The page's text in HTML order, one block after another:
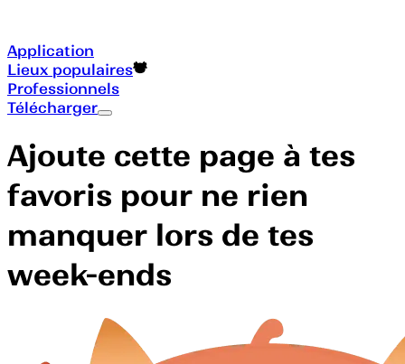
Application
Lieux populaires
Professionnels
Télécharger
Ajoute cette page à tes
favoris pour ne rien
manquer lors de tes
week-ends